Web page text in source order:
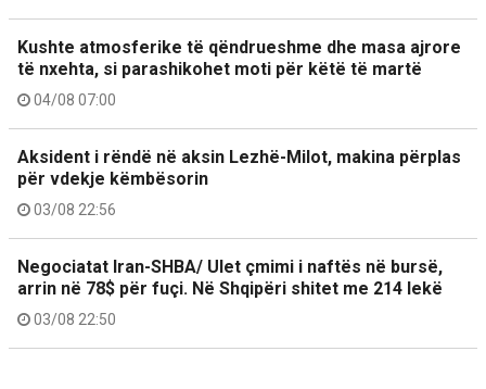
Kushte atmosferike të qëndrueshme dhe masa ajrore
të nxehta, si parashikohet moti për këtë të martë
04/08 07:00
Aksident i rëndë në aksin Lezhë-Milot, makina përplas
për vdekje këmbësorin
03/08 22:56
Negociatat Iran-SHBA/ Ulet çmimi i naftës në bursë,
arrin në 78$ për fuçi. Në Shqipëri shitet me 214 lekë
03/08 22:50